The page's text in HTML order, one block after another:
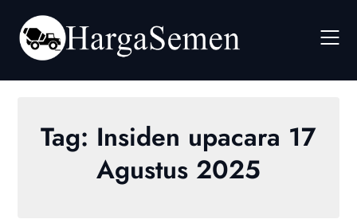
content
Tag: Insiden upacara 17
Agustus 2025